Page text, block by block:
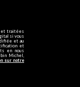
et traitées
si vous
et au
et
en nous
Michel,
sur notre